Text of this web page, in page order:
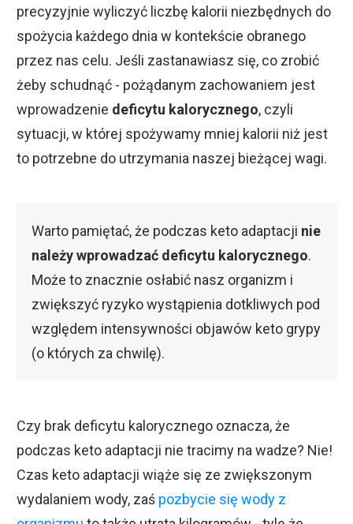
precyzyjnie wyliczyć liczbę kalorii niezbędnych do
spożycia każdego dnia w kontekście obranego
przez nas celu. Jeśli zastanawiasz się, co zrobić
żeby schudnąć - pożądanym zachowaniem jest
wprowadzenie deficytu kalorycznego, czyli
sytuacji, w której spożywamy mniej kalorii niż jest
to potrzebne do utrzymania naszej bieżącej wagi.
Warto pamiętać, że podczas keto adaptacji nie
należy wprowadzać deficytu kalorycznego.
Może to znacznie osłabić nasz organizm i
zwiększyć ryzyko wystąpienia dotkliwych pod
względem intensywności objawów keto grypy
(o których za chwilę).
Czy brak deficytu kalorycznego oznacza, że
podczas keto adaptacji nie tracimy na wadze? Nie!
Czas keto adaptacji wiąże się ze zwiększonym
wydalaniem wody, zaś pozbycie się wody z